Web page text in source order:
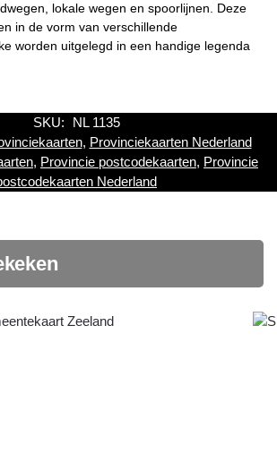
lokale wegen en spoorlijnen. Deze
in de vorm van verschillende
worden uitgelegd in een handige legenda
SKU:
NL 1135
, Provinciekaarten Nederland
, Provincie postcodekaarten, Provincie
Nederland